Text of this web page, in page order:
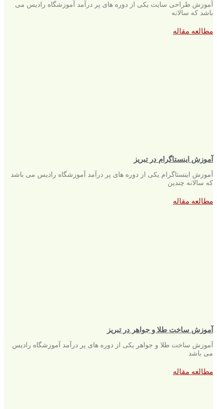
آموزش طراحی سایت یکی از دوره های پر درآمد آموزشگاه رادیس می
باشد که سالانه
مطالعه مقاله
آموزش اینستاگرام در تبریز
آموزش اینستاگرام یکی از دوره های پر درآمد آموزشگاه رادیس می باشد
که سالانه چندین
مطالعه مقاله
آموزش ساخت طلا و جواهر در تبریز
آموزش ساخت طلا و جواهر یکی از دوره های پر درآمد آموزشگاه رادیس
می باشد
مطالعه مقاله